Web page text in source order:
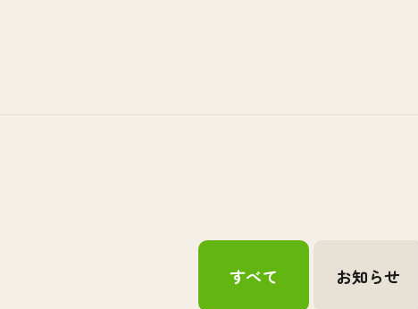
すべて お知らせ